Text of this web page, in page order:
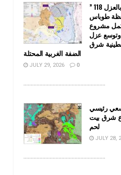
” 118 ألف دونم مهددة بالعزل
مشروع
عزل
شرق
الضفة الغربية المحتلة
JULY 29, 2026 0
........................................................
رئيسي
شرق بيت
لحم
JULY 28,
........................................................